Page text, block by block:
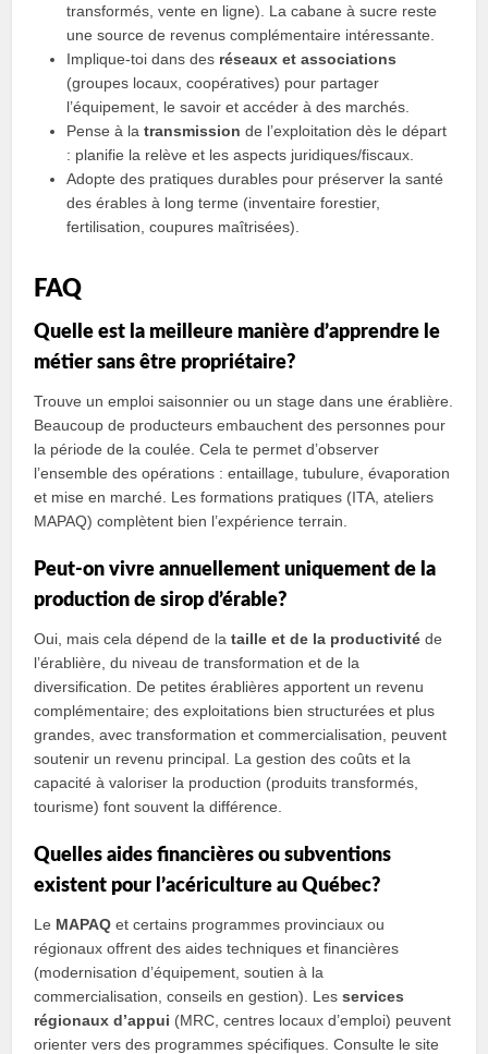
transformés, vente en ligne). La cabane à sucre reste
une source de revenus complémentaire intéressante.
Implique‑toi dans des réseaux et associations
(groupes locaux, coopératives) pour partager
l’équipement, le savoir et accéder à des marchés.
Pense à latransmission de l’exploitation dès le départ
: planifie la relève et les aspects juridiques/fiscaux.
Adopte des pratiques durables pour préserver la santé
des érables à long terme (inventaire forestier,
fertilisation, coupures maîtrisées).
FAQ
Quelle est la meilleure manière d’apprendre le
métier sans être propriétaire?
Trouve un emploi saisonnier ou un stage dans une érablière.
Beaucoup de producteurs embauchent des personnes pour
la période de la coulée. Cela te permet d’observer
l’ensemble des opérations : entaillage, tubulure, évaporation
et mise en marché. Les formations pratiques (ITA, ateliers
MAPAQ) complètent bien l’expérience terrain.
Peut-on vivre annuellement uniquement de la
production de sirop d’érable?
Oui, mais cela dépend de lataille et de la productivité de
l’érablière, du niveau de transformation et de la
diversification. De petites érablières apportent un revenu
complémentaire; des exploitations bien structurées et plus
grandes, avec transformation et commercialisation, peuvent
soutenir un revenu principal. La gestion des coûts et la
capacité à valoriser la production (produits transformés,
tourisme) font souvent la différence.
Quelles aides financières ou subventions
existent pour l’acériculture au Québec?
Le MAPAQ et certains programmes provinciaux ou
régionaux offrent des aides techniques et financières
(modernisation d’équipement, soutien à la
commercialisation, conseils en gestion). Lesservices
régionaux d’appui (MRC, centres locaux d’emploi) peuvent
orienter vers des programmes spécifiques. Consulte le site